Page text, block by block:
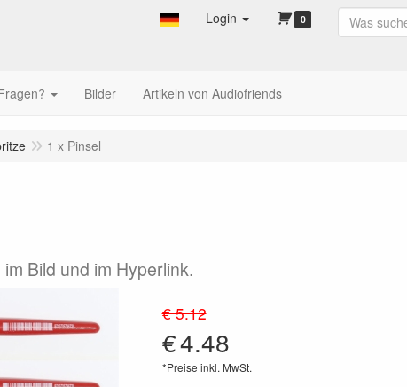
Login 0
Bilder Artikeln von Audiofriends
1 x Pinsel
Bild und im Hyperlink.
€ 5.12
€4.48
*Preise inkl. MwSt.